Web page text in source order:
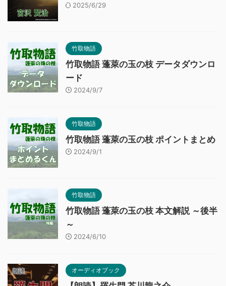
2025/6/29
竹取物語
竹取物語 蓬萊の玉の枝 データダウンロ
ード
2024/9/7
竹取物語
竹取物語 蓬萊の玉の枝 ポイントまとめ
2024/9/1
竹取物語
竹取物語 蓬萊の玉の枝 本文解説 ～後半
～
2024/6/10
オーディオブック